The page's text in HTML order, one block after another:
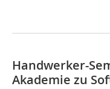
Handwerker-
Akademie zu